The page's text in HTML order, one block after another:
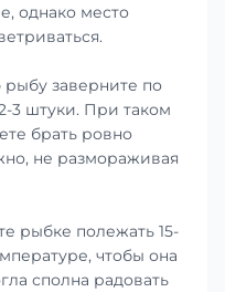
однако место
заверните по
3 штуки. При таком
брать ровно
не размораживая
рыбке полежать 15-
чтобы она
сполна радовать